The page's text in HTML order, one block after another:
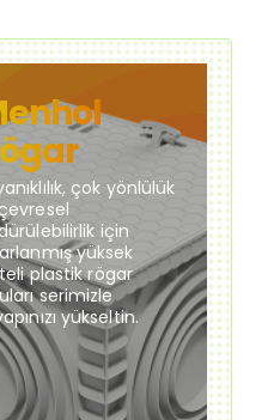
çok yönlülük
için
yüksek
plastik rögar
serimizle
yükseltin.